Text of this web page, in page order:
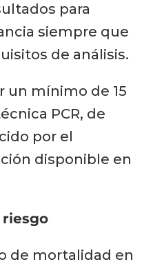
para
siempre que
de análisis.
un mínimo de 15
PCR, de
por el
disponible en
riesgo
de mortalidad en